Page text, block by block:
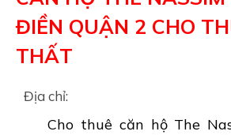
ĐIỀN QUẬN 2 CHO
THẤT
Địa chỉ:
Cho thuê căn hộ The